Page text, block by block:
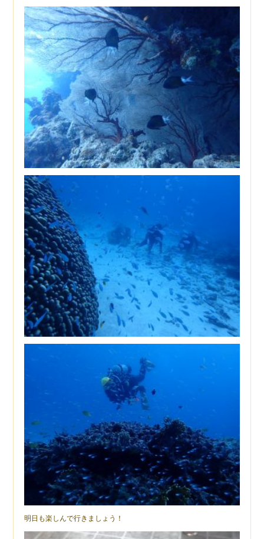
明日も楽しんで行きましょう！